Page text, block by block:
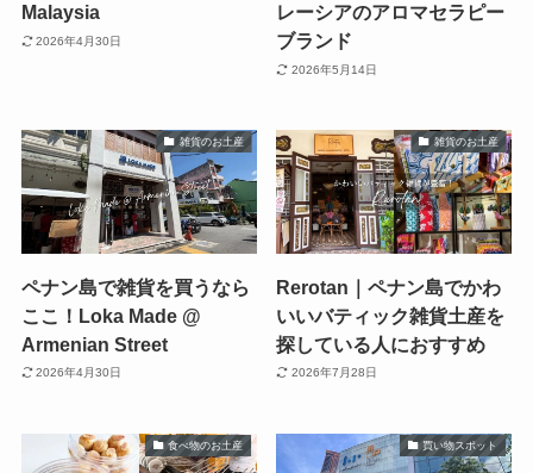
Malaysia
2026年4月30日
レーシアのアロマセラピー
ブランド
2026年5月14日
雑貨のお土産
ペナン島で雑貨を買うなら
ここ！Loka Made @
Armenian Street
2026年4月30日
雑貨のお土産
Rerotan｜ペナン島でかわ
いいバティック雑貨土産を
探している人におすすめ
2026年7月28日
食べ物のお土産 買い物スポット